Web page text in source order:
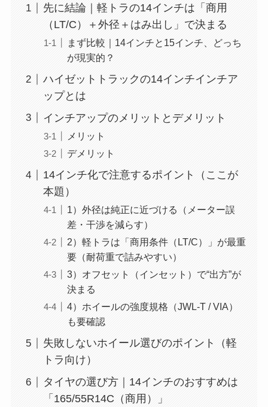
先に結論｜軽トラの14インチは「商用
（LT/C）＋外径＋はみ出し」で決まる
まず比較｜14インチと15インチ、どっち
が現実的？
ハイゼットトラックの14インチインチア
ップとは
インチアップのメリットとデメリット
メリット
デメリット
14インチ化で注意するポイント（ここが
本題）
1）外径は純正に近づける（メーター誤
差・干渉を減らす）
2）軽トラは「商用条件（LT/C）」が最重
要（耐荷重で詰みやすい）
3）オフセット（インセット）で“出方”が
決まる
4）ホイールの強度規格（JWL-T / VIA）
も要確認
失敗しないホイール選びのポイント（軽
トラ向け）
タイヤの選び方｜14インチのおすすめは
「165/55R14C（商用）」